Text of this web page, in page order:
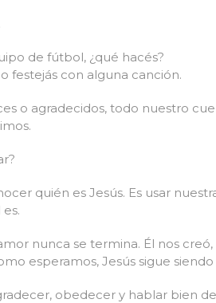
de fútbol, ¿qué hacés?
festejás con alguna canción.
o agradecidos, todo nuestro
quién es Jesús. Es usar
nunca se termina. Él nos
esperamos, Jesús sigue siendo
obedecer y hablar bien